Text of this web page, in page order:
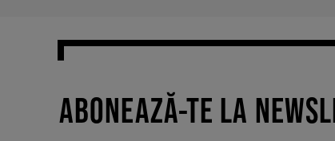
ABONEAZĂ-TE LA